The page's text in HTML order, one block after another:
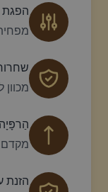
הַרפָּיָה
מקדם
הזנת